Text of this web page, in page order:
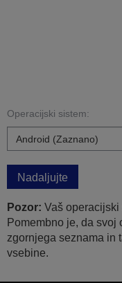
Operacijski sistem:
Nadaljujte
Pozor: Vaš operacijski
Pomembno je, da svoj
zgornjega seznama in
vsebine.